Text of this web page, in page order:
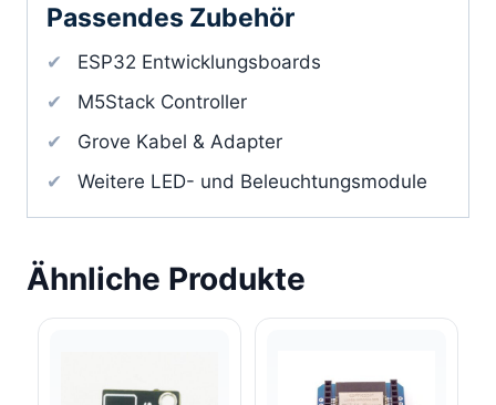
Passendes Zubehör
ESP32 Entwicklungsboards
M5Stack Controller
Grove Kabel & Adapter
Weitere LED- und Beleuchtungsmodule
Ähnliche Produkte